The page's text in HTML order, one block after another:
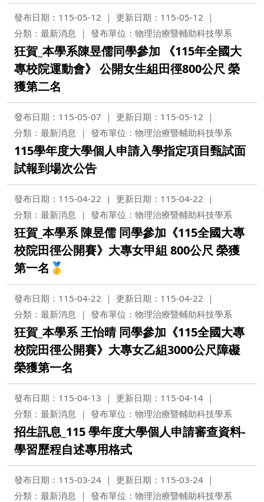
發布日期：115-05-12
更新日期：115-05-12
分類：最新消息
發布單位：物理治療暨輔助科技學系
狂賀_本學系陳昱儒同學參加 《115年全國大
專校院運動會》 公開女生組田徑800公尺 榮
獲第二名
發布日期：115-05-07
更新日期：115-05-12
分類：最新消息
發布單位：物理治療暨輔助科技學系
115學年度大學個人申請入學指定項目甄試面
試報到場次公告
發布日期：115-04-22
更新日期：115-04-22
分類：最新消息
發布單位：物理治療暨輔助科技學系
狂賀_本學系 陳昱儒 同學參加《115全國大專
校院田徑公開賽》大專女甲組 800公尺 榮獲
第一名🥇
發布日期：115-04-22
更新日期：115-04-22
分類：最新消息
發布單位：物理治療暨輔助科技學系
狂賀_本學系 王怡晴 同學參加《115全國大專
校院田徑公開賽》大專女乙組3000公尺障礙
榮獲第一名
發布日期：115-04-13
更新日期：115-04-14
分類：最新消息
發布單位：物理治療暨輔助科技學系
招生訊息_115 學年度大學個人申請審查資料-
學習歷程自述專用格式
發布日期：115-03-24
更新日期：115-03-24
分類：最新消息
發布單位：物理治療暨輔助科技學系